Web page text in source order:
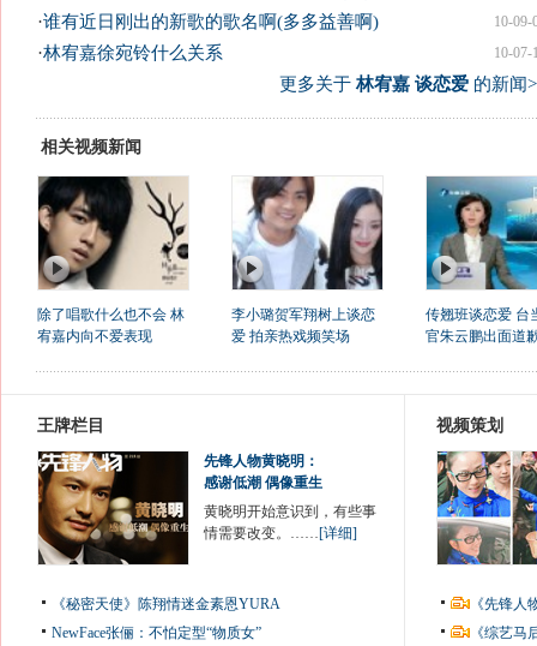
10-09-
·谁有近日刚出的新歌的歌名啊(多多益善啊)
10-07-
·林宥嘉徐宛铃什么关系
更多关于林宥嘉 谈恋爱的新闻
相关视频新闻
除了唱歌什么也不会 林
宥嘉内向不爱表现
李小璐贺军翔树上谈恋
爱 拍亲热戏频笑场
传翘班谈恋爱 台
官朱云鹏出面道
王牌栏目
先锋人物黄晓明：
感谢低潮 偶像重生
黄晓明开始意识到，有些事
情需要改变。……[详细]
《秘密天使》陈翔情迷金素恩YURA
NewFace张俪：不怕定型“物质女”
视频策划
《先锋
《综艺